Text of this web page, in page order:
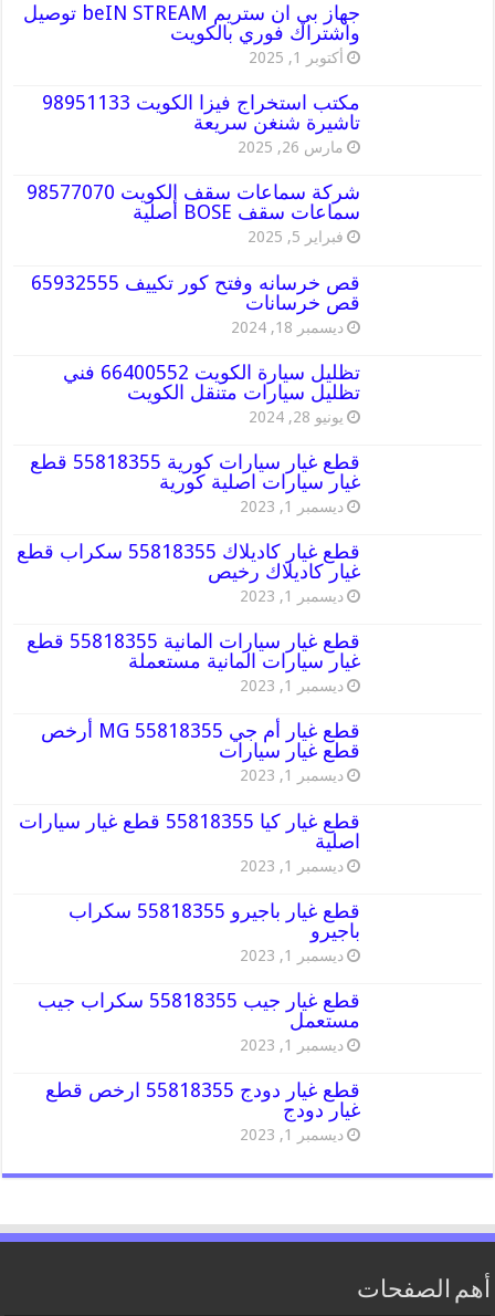
جهاز بي ان ستريم beIN STREAM توصيل
واشتراك فوري بالكويت
أكتوبر 1, 2025
مكتب استخراج فيزا الكويت 98951133
تاشيرة شنغن سريعة
مارس 26, 2025
شركة سماعات سقف الكويت 98577070
سماعات سقف BOSE أصلية
فبراير 5, 2025
قص خرسانه وفتح كور تكييف 65932555
قص خرسانات
ديسمبر 18, 2024
تظليل سيارة الكويت 66400552 فني
تظليل سيارات متنقل الكويت
يونيو 28, 2024
قطع غيار سيارات كورية 55818355 قطع
غيار سيارات اصلية كورية
ديسمبر 1, 2023
قطع غيار كاديلاك 55818355 سكراب قطع
غيار كاديلاك رخيص
ديسمبر 1, 2023
قطع غيار سيارات المانية 55818355 قطع
غيار سيارات المانية مستعملة
ديسمبر 1, 2023
قطع غيار أم جي MG 55818355 أرخص
قطع غيار سيارات
ديسمبر 1, 2023
قطع غيار كيا 55818355 قطع غيار سيارات
اصلية
ديسمبر 1, 2023
قطع غيار باجيرو 55818355 سكراب
باجيرو
ديسمبر 1, 2023
قطع غيار جيب 55818355 سكراب جيب
مستعمل
ديسمبر 1, 2023
قطع غيار دودج 55818355 ارخص قطع
غيار دودج
ديسمبر 1, 2023
أهم الصفحات